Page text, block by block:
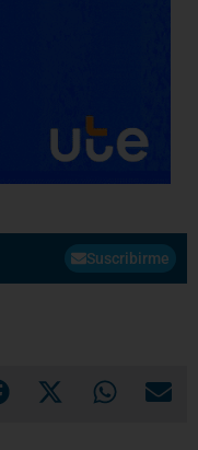
Suscribirme